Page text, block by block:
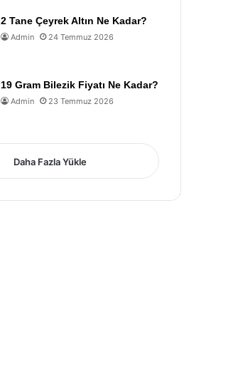
2 Tane Çeyrek Altın Ne Kadar?
Admin 24 Temmuz 2026
19 Gram Bilezik Fiyatı Ne Kadar?
Admin 23 Temmuz 2026
Daha Fazla Yükle